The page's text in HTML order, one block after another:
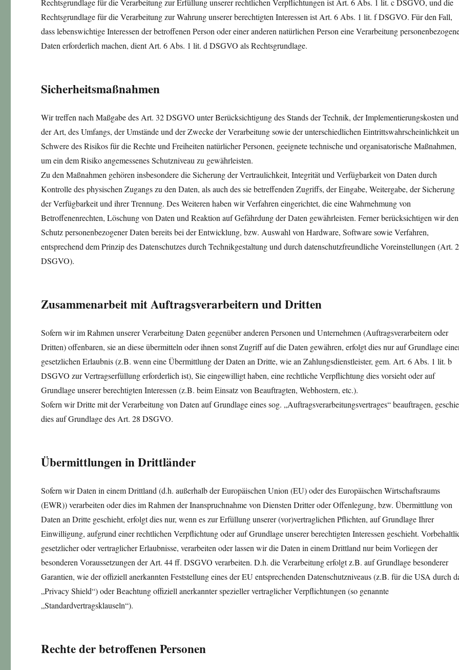
Rechtsgrundlage für die Verarbeitung zur Erfüllung unserer rechtlichen Verpflichtungen ist Art. 6 Abs. 1 lit. c DSGVO, und die
Rechtsgrundlage für die Verarbeitung zur Wahrung unserer berechtigten Interessen ist Art. 6 Abs. 1 lit. f DSGVO. Für den Fall,
dass lebenswichtige Interessen der betroffenen Person oder einer anderen natürlichen Person eine Verarbeitung
Daten erforderlich machen, dient Art. 6 Abs. 1 lit. d DSGVO als Rechtsgrundlage.
Sicherheitsmaßnahmen
Wir treffen nach Maßgabe des Art. 32 DSGVO unter Berücksichtigung des Stands der Technik, der Implementierungskosten und
der Art, des Umfangs, der Umstände und der Zwecke der Verarbeitung sowie der unterschiedlichen Eintrittswahrscheinlichkeit
Schwere des Risikos für die Rechte und Freiheiten natürlicher Personen, geeignete technische und organisatorische Maßnahmen,
um ein dem Risiko angemessenes Schutzniveau zu gewährleisten.
Zu den Maßnahmen gehören insbesondere die Sicherung der Vertraulichkeit, Integrität und Verfügbarkeit von Daten durch
Kontrolle des physischen Zugangs zu den Daten, als auch des sie betreffenden Zugriffs, der Eingabe, Weitergabe, der Sicherung
der Verfügbarkeit und ihrer Trennung. Des Weiteren haben wir Verfahren eingerichtet, die eine Wahrnehmung von
Betroffenenrechten, Löschung von Daten und Reaktion auf Gefährdung der Daten gewährleisten. Ferner berücksichtigen wir den
Schutz personenbezogener Daten bereits bei der Entwicklung, bzw. Auswahl von Hardware, Software sowie Verfahren,
entsprechend dem Prinzip des Datenschutzes durch Technikgestaltung und durch datenschutzfreundliche Voreinstellungen (Art.
DSGVO).
Zusammenarbeit mit Auftragsverarbeitern und Dritten
Sofern wir im Rahmen unserer Verarbeitung Daten gegenüber anderen Personen und Unternehmen (Auftragsverarbeitern oder
Dritten) offenbaren, sie an diese übermitteln oder ihnen sonst Zugriff auf die Daten gewähren, erfolgt dies nur auf Grundlage
gesetzlichen Erlaubnis (z.B. wenn eine Übermittlung der Daten an Dritte, wie an Zahlungsdienstleister, gem. Art. 6 Abs. 1 lit. b
DSGVO zur Vertragserfüllung erforderlich ist), Sie eingewilligt haben, eine rechtliche Verpflichtung dies vorsieht oder auf
Grundlage unserer berechtigten Interessen (z.B. beim Einsatz von Beauftragten, Webhostern, etc.).
Sofern wir Dritte mit der Verarbeitung von Daten auf Grundlage eines sog. „Auftragsverarbeitungsvertrages“ beauftragen,
dies auf Grundlage des Art. 28 DSGVO.
Übermittlungen in Drittländer
Sofern wir Daten in einem Drittland (d.h. außerhalb der Europäischen Union (EU) oder des Europäischen Wirtschaftsraums
(EWR)) verarbeiten oder dies im Rahmen der Inanspruchnahme von Diensten Dritter oder Offenlegung, bzw. Übermittlung von
Daten an Dritte geschieht, erfolgt dies nur, wenn es zur Erfüllung unserer (vor)vertraglichen Pflichten, auf Grundlage Ihrer
Einwilligung, aufgrund einer rechtlichen Verpflichtung oder auf Grundlage unserer berechtigten Interessen geschieht.
gesetzlicher oder vertraglicher Erlaubnisse, verarbeiten oder lassen wir die Daten in einem Drittland nur beim Vorliegen der
besonderen Voraussetzungen der Art. 44 ff. DSGVO verarbeiten. D.h. die Verarbeitung erfolgt z.B. auf Grundlage besonderer
Garantien, wie der offiziell anerkannten Feststellung eines der EU entsprechenden Datenschutzniveaus (z.B. für die USA durch
„Privacy Shield“) oder Beachtung offiziell anerkannter spezieller vertraglicher Verpflichtungen (so genannte
„Standardvertragsklauseln“).
Rechte der betroffenen Personen